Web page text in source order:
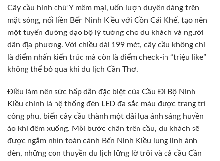
Cây cầu hình chữ Y mềm mại, uốn lượn duyên dáng trên
mặt sông, nối liền Bến Ninh Kiều với Cồn Cái Khế, tạo nên
một tuyến đường dạo bộ lý tưởng cho du khách và người
dân địa phương. Với chiều dài 199 mét, cây cầu không chỉ
là điểm nhấn kiến trúc mà còn là điểm check-in “triệu like”
không thể bỏ qua khi du lịch Cần Thơ.
Điều làm nên sức hấp dẫn đặc biệt của Cầu Đi Bộ Ninh
Kiều chính là hệ thống đèn LED đa sắc màu được trang trí
công phu, biến cây cầu thành một dải lụa ánh sáng huyền
ảo khi đêm xuống. Mỗi bước chân trên cầu, du khách sẽ
được ngắm nhìn toàn cảnh Bến Ninh Kiều lung linh ánh
đèn, những con thuyền du lịch lững lờ trôi và cả cầu Cần